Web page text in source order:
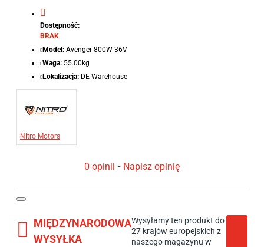
Dostępność:
BRAK
Model: Avenger 800W 36V
Waga: 55.00kg
Lokalizacja: DE Warehouse
Nitro Motors
0 opinii - Napisz opinię
MIĘDZYNARODOWA
WYSYŁKA
Wysyłamy ten produkt do
27 krajów europejskich z
naszego magazynu w